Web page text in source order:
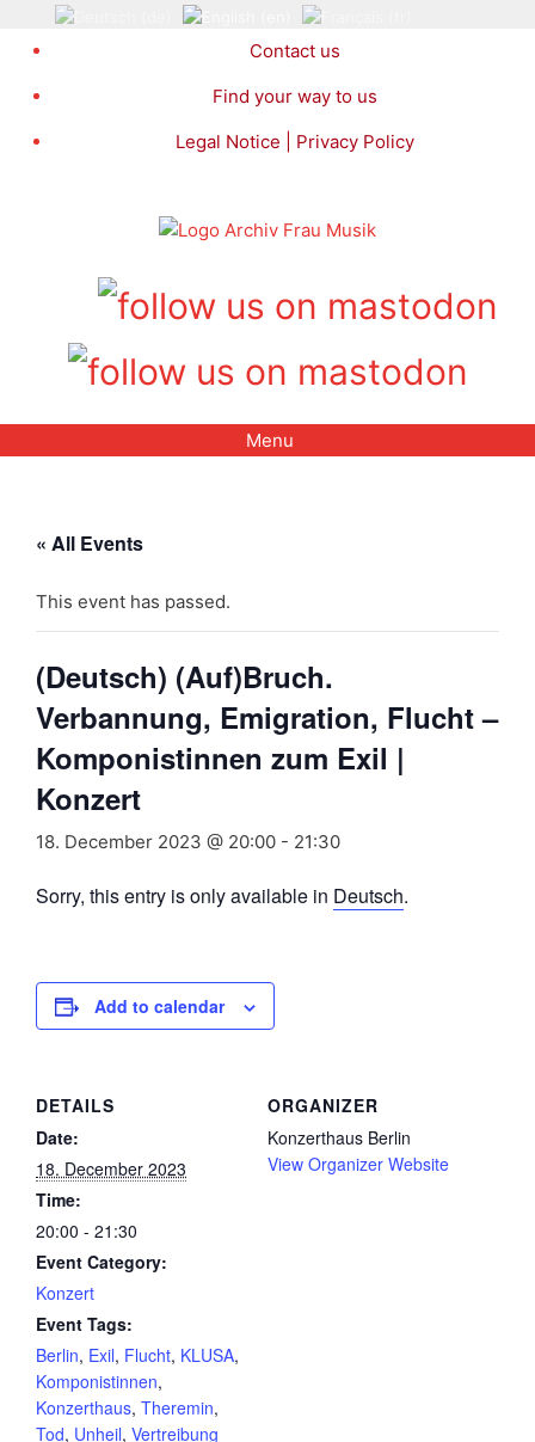
Contact us
Find your way to us
Legal Notice | Privacy Policy
Menu
« All Events
This event has passed.
(Deutsch) (Auf)Bruch.
Verbannung, Emigration, Flucht –
Komponistinnen zum Exil |
Konzert
18. December 2023 @ 20:00 - 21:30
Sorry, this entry is only available in Deutsch.
Add to calendar
DETAILS
Date:
18. December 2023
Time:
20:00 - 21:30
Event Category:
Konzert
Event Tags:
Berlin, Exil, Flucht, KLUSA,
Komponistinnen,
Konzerthaus, Theremin,
Tod, Unheil, Vertreibung
ORGANIZER
Konzerthaus Berlin
View Organizer Website